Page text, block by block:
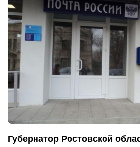
Губернатор Ростовской